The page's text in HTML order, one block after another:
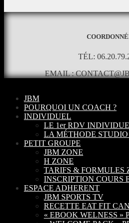
TÉL:
EMAIL :
JBM
POURQUOI UN COACH ?
INDIVIDUEL
LE 1er RDV
LA MÉTHODE
PETIT GROUPE
JBM ZONE
H ZONE
TARIFS & FORMULES
INSCRIPTION COURS
ESPACE ADHERENT
JBM SPORTS TV
RECETTE EAT FIT
« EBOOK WELNESS »